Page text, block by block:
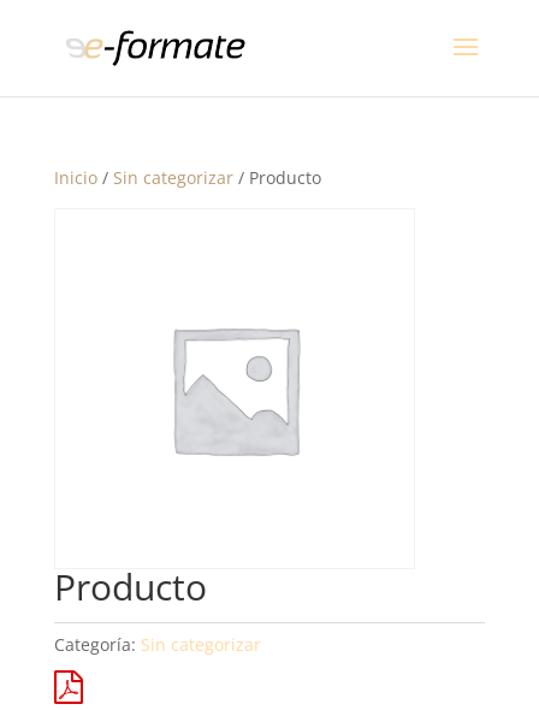
Inicio/ Sin categorizar/ Producto
Producto
Categoría: Sin categorizar